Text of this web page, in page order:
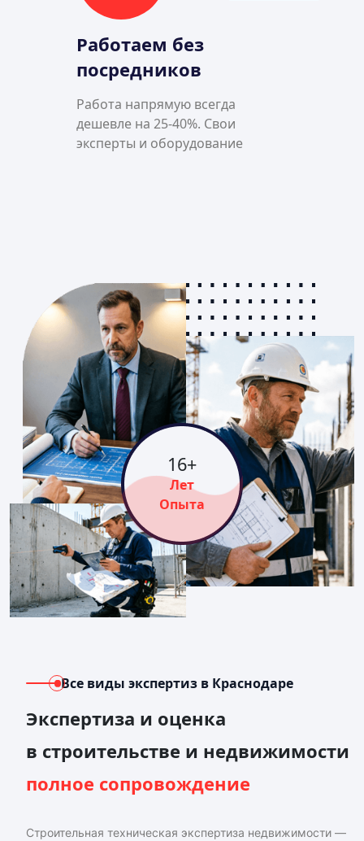
Работаем без
посредников
Работа напрямую всегда
дешевле на 25-40%. Свои
эксперты и оборудование
16+
Лет
Опыта
Все виды экспертиз в Краснодаре
Экспертиза и оценка
в строительстве и недвижимости
полное сопровождение
Строительная техническая экспертиза недвижимости —